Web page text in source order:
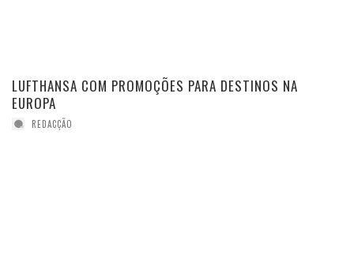
LUFTHANSA COM PROMOÇÕES PARA DESTINOS NA
EUROPA
REDACÇÃO